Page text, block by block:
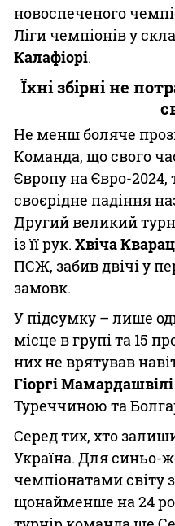
новоспеченого
Ліги чемпіонів у
Калафіорі.
Їхні збірні не
Не менш боляче
Команда, що свого
Європу на Євро-
своєрідне падіння
Другий великий
із її рук. Хвіча
ПСЖ, забив двічі у
замовк.
У підсумку – лише
місце в групі та 15
них не врятував
Гіоргі Мамардашвілі
Туреччиною та
Серед тих, хто
Україна. Для синьо-
чемпіонатами світу
щонайменше на 24